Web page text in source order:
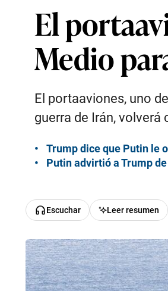
El
Medio
El portaaviones, uno
guerra de Irán, volverá
Trump dice que Putin le
Putin advirtió a Trump
Escuchar Leer resumen